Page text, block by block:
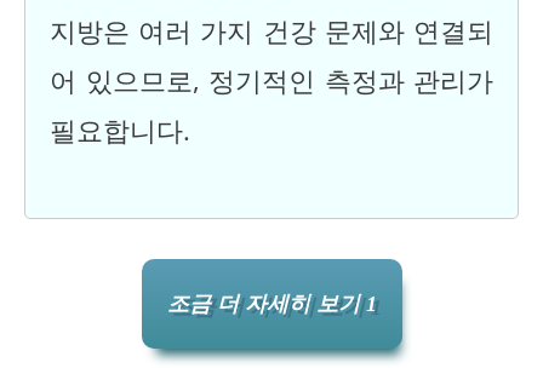
지방은 여러 가지 건강 문제와 연결되
어 있으므로, 정기적인 측정과 관리가
필요합니다.
조금 더 자세히 보기 1